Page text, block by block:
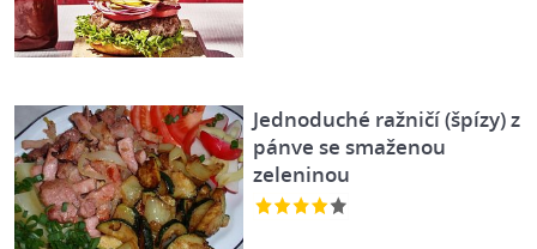
Jednoduché ražničí (špízy) z
pánve se smaženou
zeleninou